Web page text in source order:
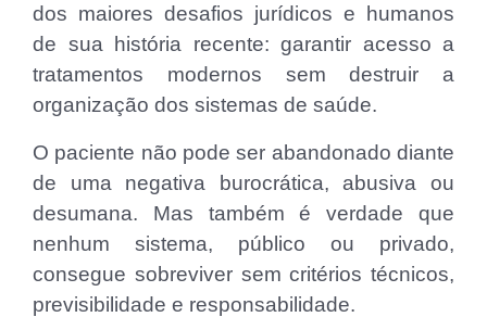
dos maiores desafios jurídicos e humanos
de sua história recente: garantir acesso a
tratamentos modernos sem destruir a
organização dos sistemas de saúde.
O paciente não pode ser abandonado diante
de uma negativa burocrática, abusiva ou
desumana. Mas também é verdade que
nenhum sistema, público ou privado,
consegue sobreviver sem critérios técnicos,
previsibilidade e responsabilidade.